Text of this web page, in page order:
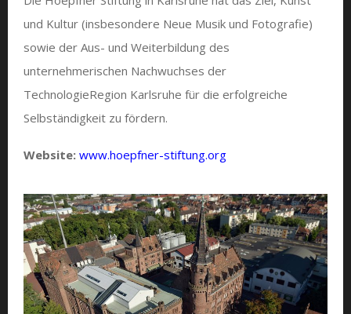
und Kultur (insbesondere Neue Musik und Fotografie)
sowie der Aus- und Weiterbildung des
unternehmerischen Nachwuchses der
TechnologieRegion Karlsruhe für die erfolgreiche
Selbständigkeit zu fördern.
Website: www.hoepfner-stiftung.org